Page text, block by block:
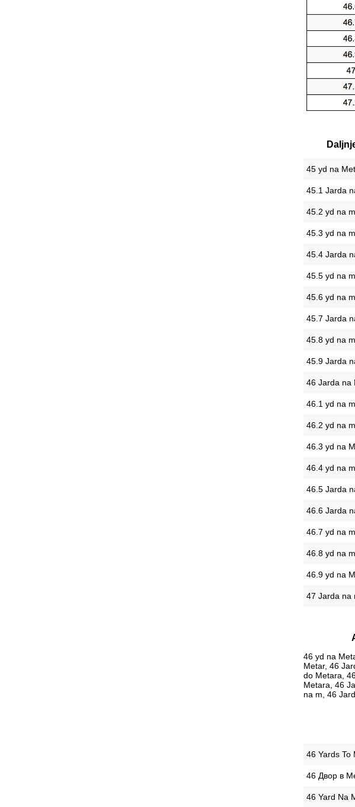
45 yd na
45.1 Jarda
45.2 yd na m
45.3 yd na m
45.4 Jarda
45.5 yd na m
45.6 yd na m
45.7 Jarda
45.8 yd na m
45.9 Jarda
46 Jarda na
46.1 yd na m
46.2 yd na m
46.3 yd na
46.4 yd na m
46.5 Jarda
46.6 Jarda
46.7 yd na m
46.8 yd na m
46.9 yd na
47 Jarda na
46 yd na
Metar, 46
do Metara,
Metara, 46
na m, 46
‎46 Yards To
‎46 Двор в
‎46 Yard Na